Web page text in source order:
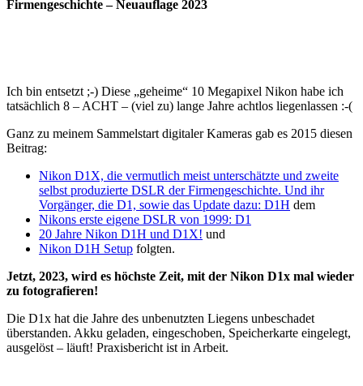
Firmengeschichte – Neuauflage 2023
Ich bin entsetzt ;-) Diese „geheime“ 10 Megapixel Nikon habe ich
tatsächlich 8 – ACHT – (viel zu) lange Jahre achtlos liegenlassen :-(
Ganz zu meinem Sammelstart digitaler Kameras gab es 2015 diesen
Beitrag:
Nikon D1X, die vermutlich meist unterschätzte und zweite
selbst produzierte DSLR der Firmengeschichte. Und ihr
Vorgänger, die D1, sowie das Update dazu: D1H dem
Nikons erste eigene DSLR von 1999: D1
20 Jahre Nikon D1H und D1X! und
Nikon D1H Setup folgten.
Jetzt, 2023, wird es höchste Zeit, mit der Nikon D1x mal wieder
zu fotografieren!
Die D1x hat die Jahre des unbenutzten Liegens unbeschadet
überstanden. Akku geladen, eingeschoben, Speicherkarte eingelegt,
ausgelöst – läuft! Praxisbericht ist in Arbeit.